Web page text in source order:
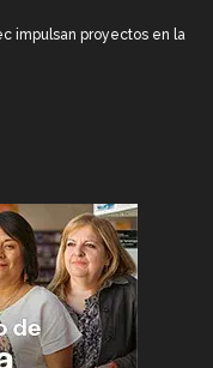
impulsan proyectos en la